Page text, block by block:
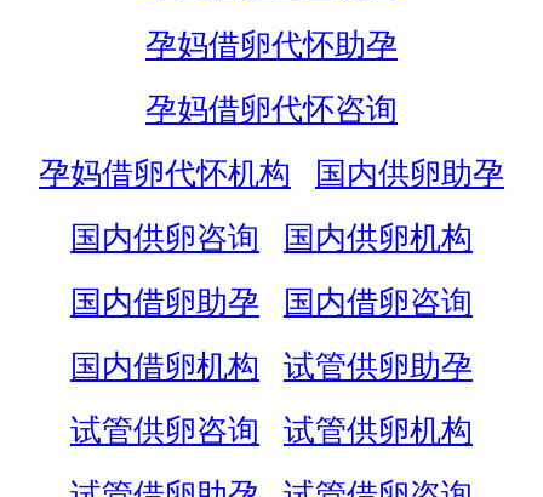
孕妈借卵代怀助孕
孕妈借卵代怀咨询
孕妈借卵代怀机构
国内供卵助孕
国内供卵咨询
国内供卵机构
国内借卵助孕
国内借卵咨询
国内借卵机构
试管供卵助孕
试管供卵咨询
试管供卵机构